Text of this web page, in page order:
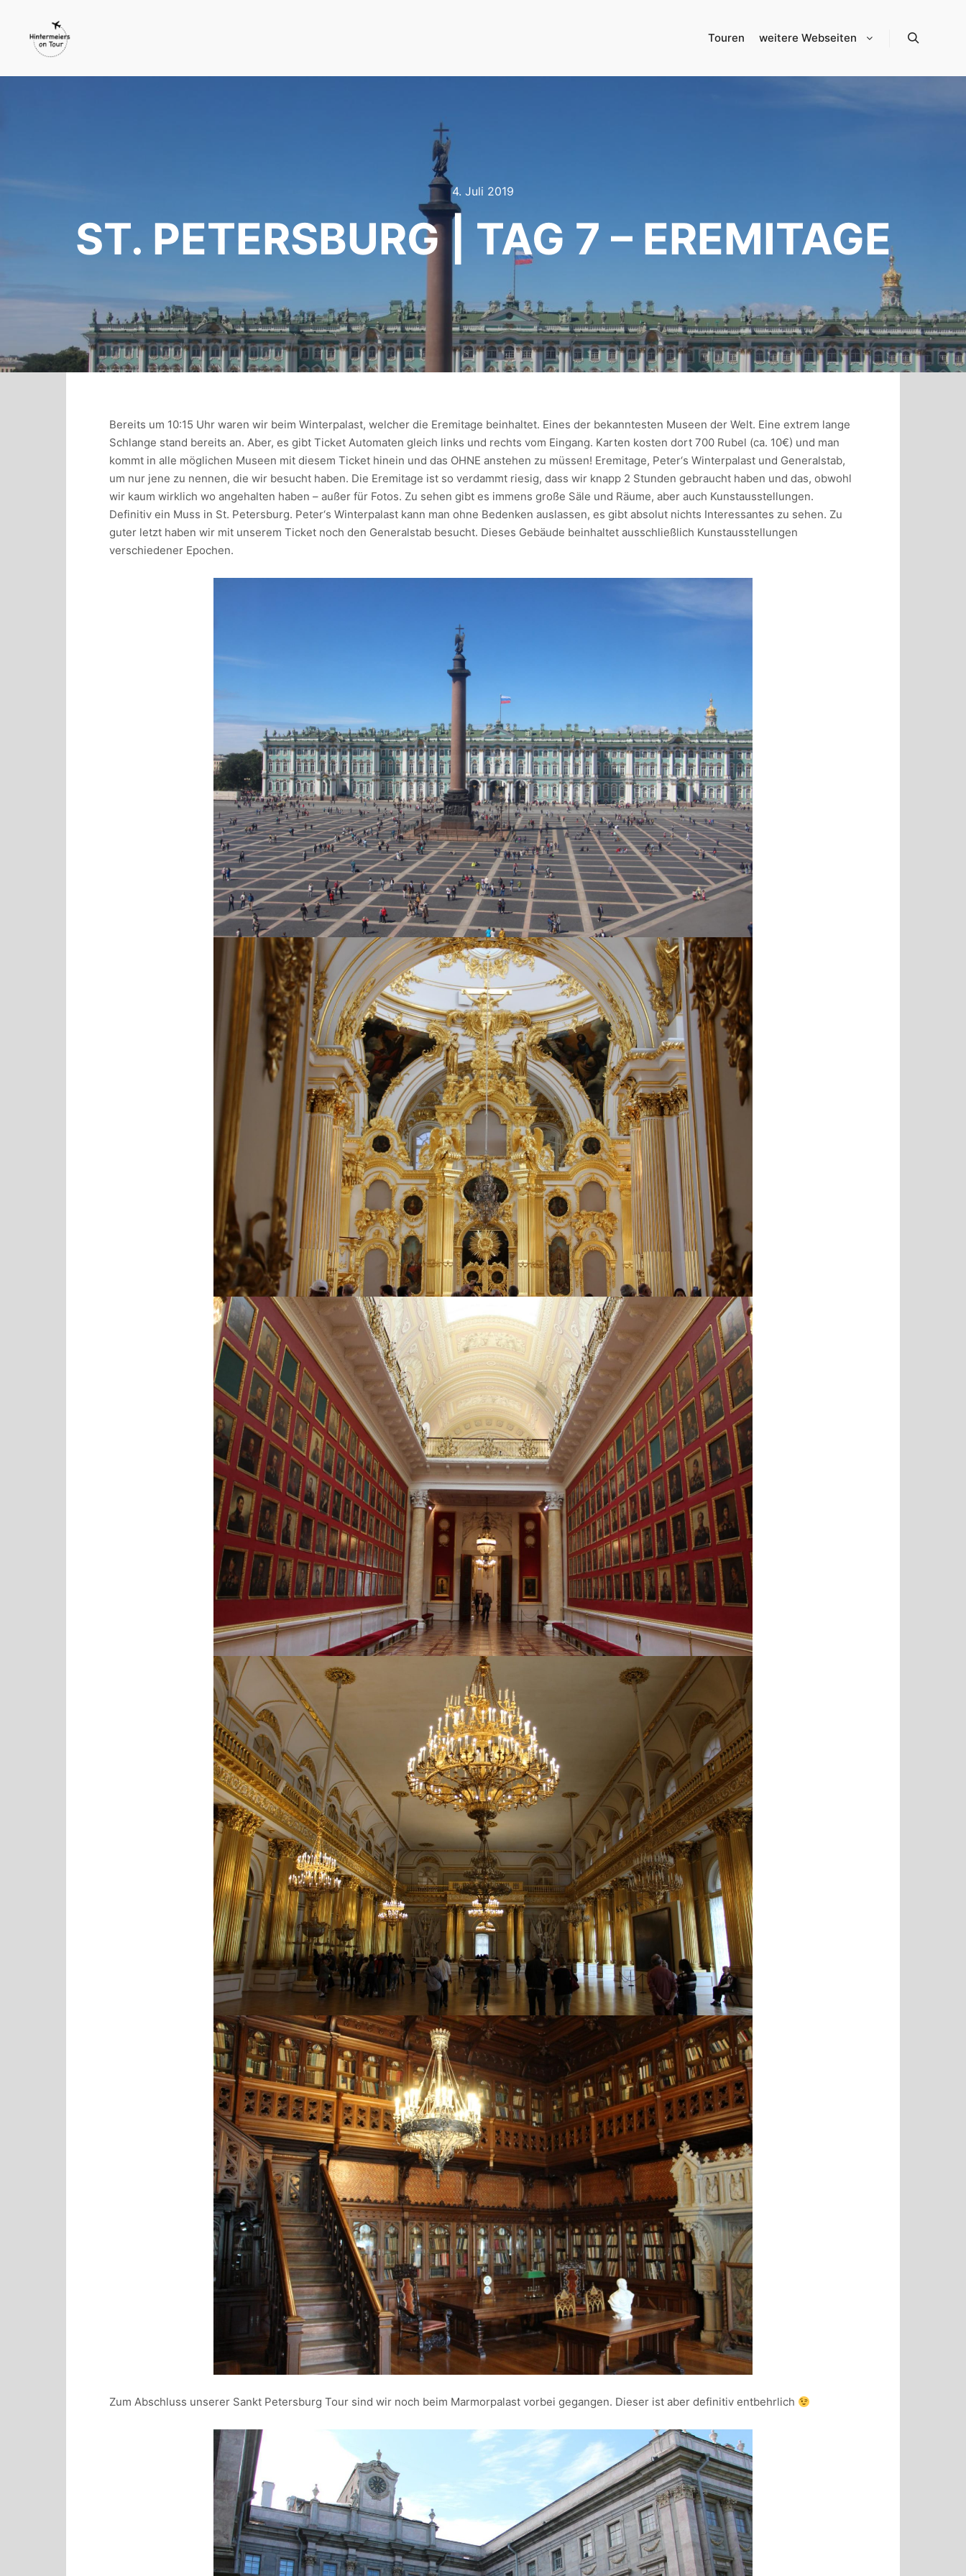
Touren weitere Webseiten
4. Juli 2019
ST. PETERSBURG | TAG 7 – EREMITAGE
Bereits um 10:15 Uhr waren wir beim Winterpalast, welcher die Eremitage beinhaltet. Eines der bekanntesten Museen der Welt. Eine extrem lange
Schlange stand bereits an. Aber, es gibt Ticket Automaten gleich links und rechts vom Eingang. Karten kosten dort 700 Rubel (ca. 10€) und man
kommt in alle möglichen Museen mit diesem Ticket hinein und das OHNE anstehen zu müssen! Eremitage, Peter‘s Winterpalast und Generalstab,
um nur jene zu nennen, die wir besucht haben. Die Eremitage ist so verdammt riesig, dass wir knapp 2 Stunden gebraucht haben und das, obwohl
wir kaum wirklich wo angehalten haben – außer für Fotos. Zu sehen gibt es immens große Säle und Räume, aber auch Kunstausstellungen.
Definitiv ein Muss in St. Petersburg. Peter‘s Winterpalast kann man ohne Bedenken auslassen, es gibt absolut nichts Interessantes zu sehen. Zu
guter letzt haben wir mit unserem Ticket noch den Generalstab besucht. Dieses Gebäude beinhaltet ausschließlich Kunstausstellungen
verschiedener Epochen.
Zum Abschluss unserer Sankt Petersburg Tour sind wir noch beim Marmorpalast vorbei gegangen. Dieser ist aber definitiv entbehrlich